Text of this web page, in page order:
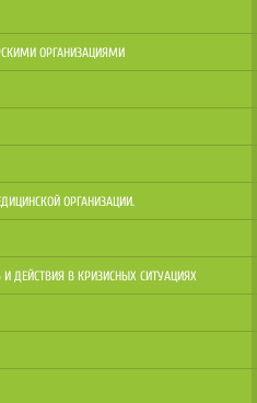
ОРГАНИЗАЦИЯМИ
ОРГАНИЗАЦИИ.
И ДЕЙСТВИЯ В КРИЗИСНЫХ СИТУАЦИЯХ